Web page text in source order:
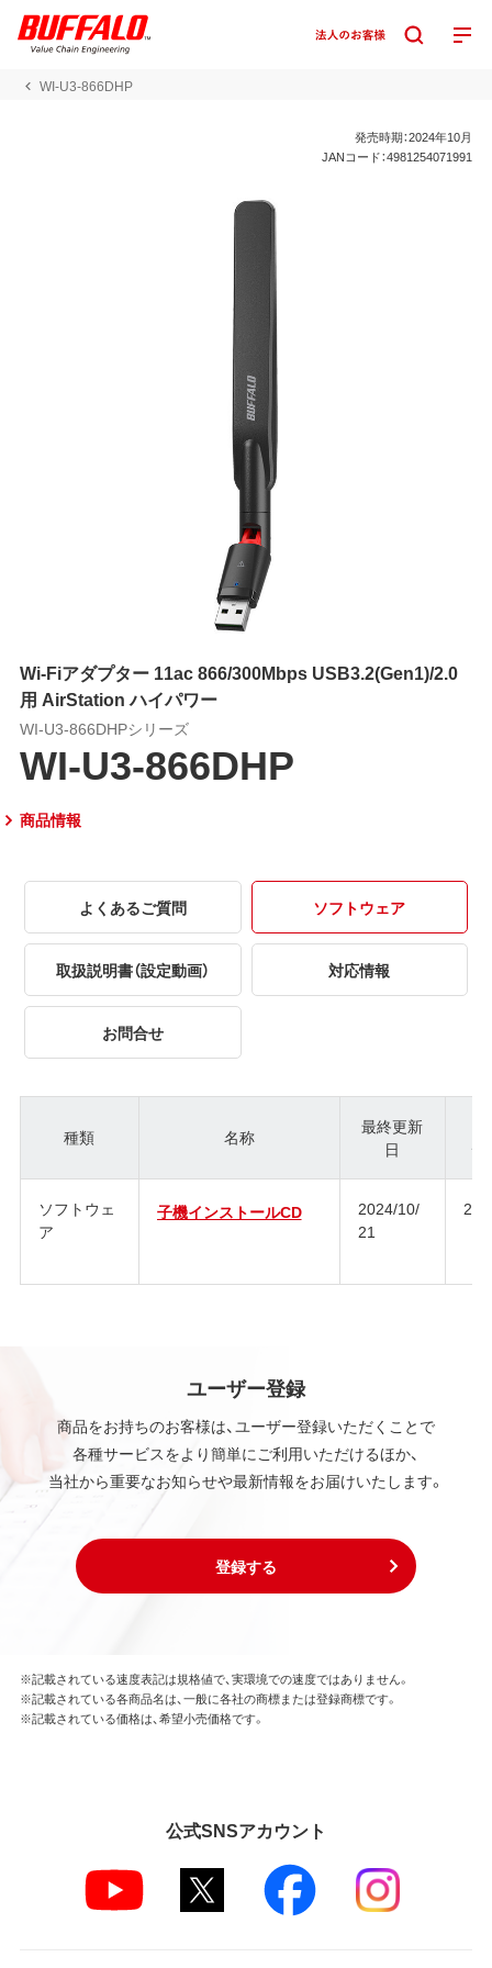
WI-U3-866DHP
発売時期：2024年10月
JANコード：4981254071991
Wi-Fiアダプター 11ac 866/300Mbps USB3.2(Gen1)/2.0
用 AirStation ハイパワー
WI-U3-866DHPシリーズ
WI-U3-866DHP
商品情報
よくあるご質問 ソフトウェア
取扱説明書（設定動画） 対応情報
お問合せ
種類 名称
最終更新
日
ジ
ソフトウェ
ア
子機インストールCD
2024/10/
21
ユーザー登録
商品をお持ちのお客様は、ユーザー登録いただくことで
各種サービスをより簡単にご利用いただけるほか、
当社から重要なお知らせや最新情報をお届けいたします。
登録する
※記載されている速度表記は規格値で、実環境での速度ではありません。
※記載されている各商品名は、一般に各社の商標または登録商標です。
※記載されている価格は、希望小売価格です。
公式SNSアカウント